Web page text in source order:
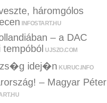
háromgólos
INFOSTART.HU
– a DAC
UJSZO.COM
idej�n KURUC.INFO
– Magyar Péter